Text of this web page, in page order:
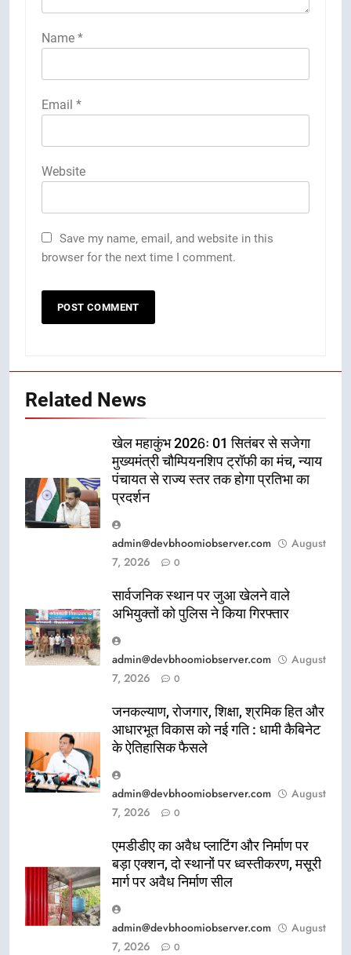
Name *
Email *
Website
Save my name, email, and website in this
browser for the next time I comment.
Related News
खेल महाकुंभ 2026ः 01 सितंबर से सजेगा
मुख्यमंत्री चौम्पियनशिप ट्रॉफी का मंच, न्याय
पंचायत से राज्य स्तर तक होगा प्रतिभा का
प्रदर्शन
admin@devbhoomiobserver.com
August
7, 2026
0
सार्वजनिक स्थान पर जुआ खेलने वाले
अभियुक्तों को पुलिस ने किया गिरफ्तार
admin@devbhoomiobserver.com
August
7, 2026
0
जनकल्याण, रोजगार, शिक्षा, श्रमिक हित और
आधारभूत विकास को नई गति : धामी कैबिनेट
के ऐतिहासिक फैसले
admin@devbhoomiobserver.com
August
7, 2026
0
एमडीडीए का अवैध प्लाटिंग और निर्माण पर
बड़ा एक्शन, दो स्थानों पर ध्वस्तीकरण, मसूरी
मार्ग पर अवैध निर्माण सील
admin@devbhoomiobserver.com
August
7, 2026
0